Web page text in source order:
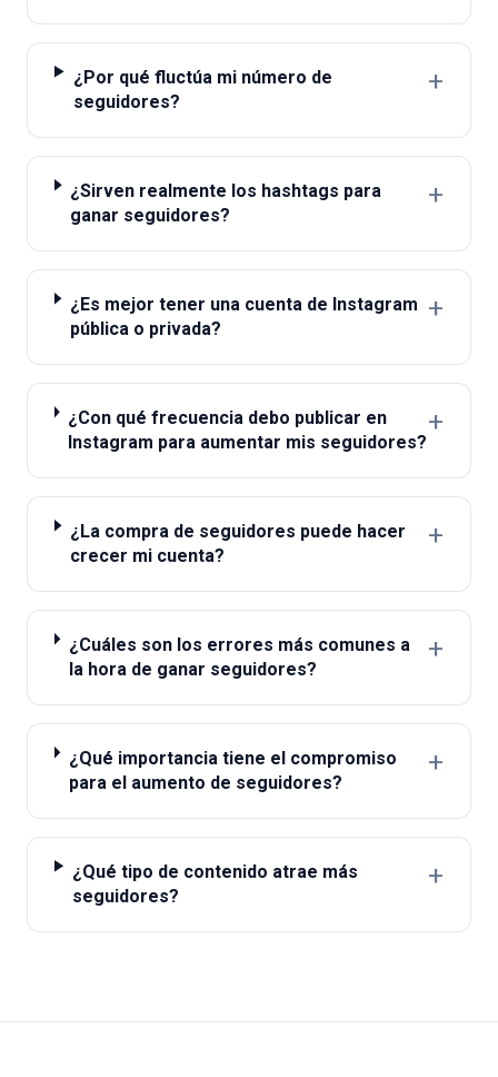
¿Por qué fluctúa mi número de
seguidores?
+
¿Sirven realmente los hashtags para
ganar seguidores?
+
¿Es mejor tener una cuenta de Instagram
pública o privada?
+
¿Con qué frecuencia debo publicar en
Instagram para aumentar mis seguidores?
+
¿La compra de seguidores puede hacer
crecer mi cuenta?
+
¿Cuáles son los errores más comunes a
la hora de ganar seguidores?
+
¿Qué importancia tiene el compromiso
para el aumento de seguidores?
+
¿Qué tipo de contenido atrae más
seguidores?
+